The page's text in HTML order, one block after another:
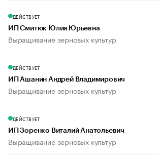
ДЕЙСТВУЕТ
ИП Смитюк Юлия Юрьевна
Выращивание зерновых культур
ДЕЙСТВУЕТ
ИП Ашанин Андрей Владимирович
Выращивание зерновых культур
ДЕЙСТВУЕТ
ИП Зоренко Виталий Анатольевич
Выращивание зерновых культур